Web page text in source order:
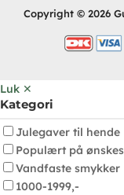
Copyright © 2026
Luk ✕
Kategori
Julegaver til hende
Populært på
Vandfaste smykker
1000-1999,-